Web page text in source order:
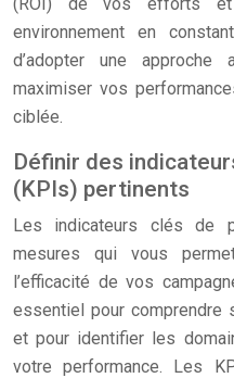
environnement en
d’adopter une
maximiser vos
ciblée.
Définir des
(KPIs) pertinents
Les indicateurs clés de
mesures qui vous
l’efficacité de vos
essentiel pour
et pour identifier les
votre performance. Les